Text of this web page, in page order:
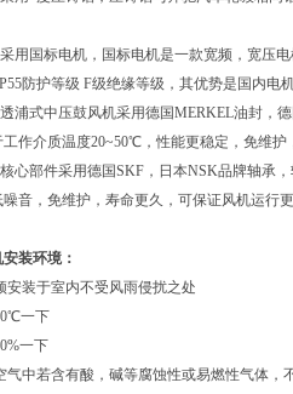
用国标电机，国标电机是一款宽频，宽压
防护等级 F级绝缘等级，其优势是国内电
浦式中压鼓风机采用德国MERKEL油封，
作介质温度20~50℃，性能更稳定，免维护
心部件采用德国SKF，日本NSK品牌轴承
音，免维护，寿命更久，可保证风机运行更
装环境：
安装于室内不受风雨侵扰之处
一下
一下
气中若含有酸，碱等腐蚀性或易燃性气体，